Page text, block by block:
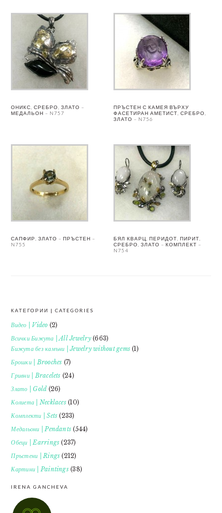
ОНИКС, СРЕБРО, ЗЛАТО –
МЕДАЛЬОН – N757
ПРЪСТЕН С КАМЕЯ ВЪРХУ
ФАСЕТИРАН АМЕТИСТ, СРЕБРО,
ЗЛАТО – N756
САПФИР, ЗЛАТО – ПРЪСТЕН –
N755
БЯЛ КВАРЦ, ПЕРИДОТ, ПИРИТ,
СРЕБРО, ЗЛАТО – КОМПЛЕКТ –
N754
FOOTER
КАТЕГОРИИ | CATEGORIES
Видео | Video (2)
Всички Бижута | All Jewelry(663)
Бижута без камъни | Jewelry without gems (1)
Брошки | Brooches (7)
Гривни | Bracelets (24)
Злато | Gold (26)
Колиета | Necklaces(10)
Комплекти | Sets (233)
Медальони | Pendants (544)
Обеци | Earrings (237)
Пръстени | Rings (212)
Картини | Paintings(38)
IRENA GANCHEVA